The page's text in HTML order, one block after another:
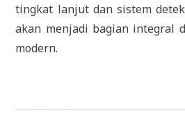
tingkat lanjut dan sistem
akan menjadi bagian integral
modern.